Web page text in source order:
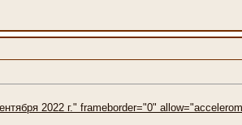
2022 г." frameborder="0"